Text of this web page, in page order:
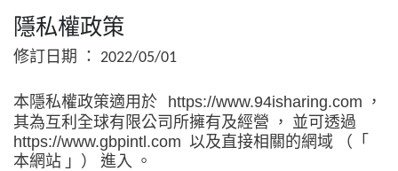
隱私權政策
修訂日期 ： 2022/05/01
本隱私權政策適用於 https://www.94isharing.com ，
其為互利全球有限公司所擁有及經營 ， 並可透過
https://www.gbpintl.com 以及直接相關的網域
（「
本網站 」） 進入 。